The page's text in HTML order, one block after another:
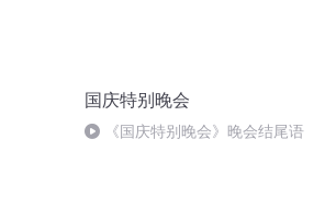
国庆特别晚会
《国庆特别晚会》晚会结尾语